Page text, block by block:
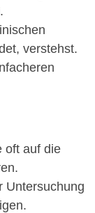
verstehst.
oft auf die
Untersuchung